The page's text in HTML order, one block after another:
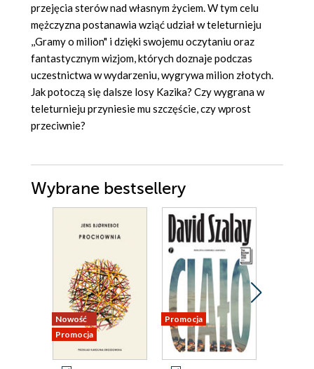
przejęcia sterów nad własnym życiem. W tym celu
mężczyzna postanawia wziąć udział w teleturnieju
,,Gramy o milion" i dzięki swojemu oczytaniu oraz
fantastycznym wizjom, których doznaje podczas
uczestnictwa w wydarzeniu, wygrywa milion złotych.
Jak potoczą się dalsze losy Kazika? Czy wygrana w
teleturnieju przyniesie mu szczęście, czy wprost
przeciwnie?
Wybrane bestsellery
Nowość
Promocja
Promocja